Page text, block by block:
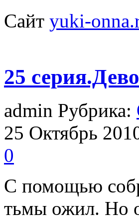
Сайт yuki-
25
admin Рубрика:
25 Октябрь
0
С помощью
тьмы ожил. Но